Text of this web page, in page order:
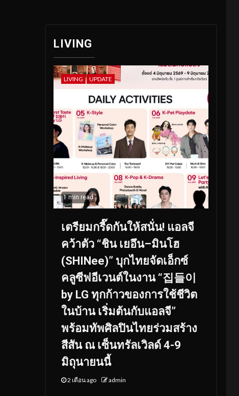
LIVING
LIVING UPDATE
1 min read
เตรียมกรี๊ดกันให้สนั่น! แอลจี
คว้าตัว “ชิน เยอึน–มินโฮ
(SHINee)” บุกไทยจัดเอ็กซ์
คลูซีฟอีเวนต์ในงาน “집들이
by LG ทุกก้าวของการใช้ชีวิต
ในบ้าน เริ่มต้นกับแอลจี”
พร้อมทัพศิลปินไทยร่วมสร้าง
สีสัน ณ เซ็นทรัลเวิลด์ 4-9
มิถุนายนนี้
2 เดือน ago admin